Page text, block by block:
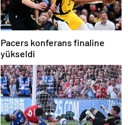
Pacers konferans finaline
yükseldi